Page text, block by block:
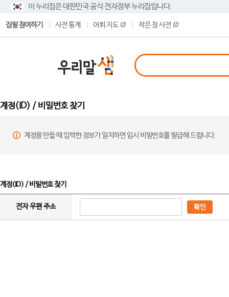
이 누리집은 대한민국 공식 전자정부 누리집입니다.
집필 참여하기 사전 통계 어휘 지도 작은 창 사전
계정(ID) / 비밀번호 찾기
계정을 만들 때 입력한 정보가 일치하면 임시 비밀번호를 발급해 드립니다.
계정(ID) / 비밀번호 찾기
전자 우편 주소 확인